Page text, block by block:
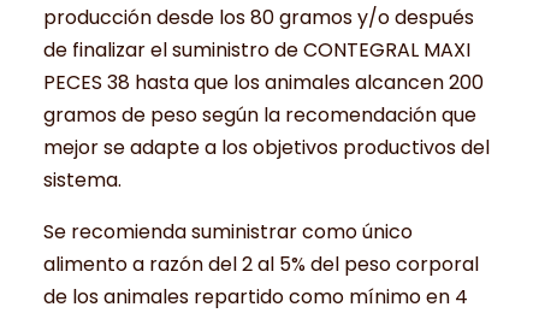
producción desde los 80 gramos y/o después
de finalizar el suministro de CONTEGRAL MAXI
PECES 38 hasta que los animales alcancen 200
gramos de peso según la recomendación que
mejor se adapte a los objetivos productivos del
sistema.
Se recomienda suministrar como único
alimento a razón del 2 al 5% del peso corporal
de los animales repartido como mínimo en 4